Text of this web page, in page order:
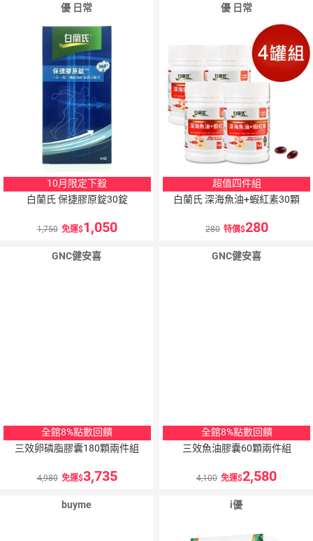
優 日常
10月限定下殺
白蘭氏 保捷膠原錠30錠
1,750 免運 1,050
優 日常
超值四件組
白蘭氏 深海魚油+蝦紅素30顆
280 特價 280
GNC健安喜
全館8%點數回饋
三效卵磷脂膠囊180顆兩件組
4,980 免運 3,735
GNC健安喜
全館8%點數回饋
三效魚油膠囊60顆兩件組
4,100 免運 2,580
buyme i優